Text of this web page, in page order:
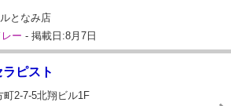
となみ店
ー - 掲載日:8月7日
ピスト
2-7-5北翔ビル1F